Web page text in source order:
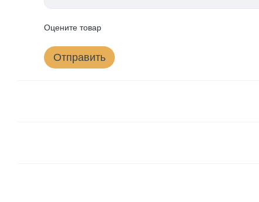
Оцените товар
Отправить